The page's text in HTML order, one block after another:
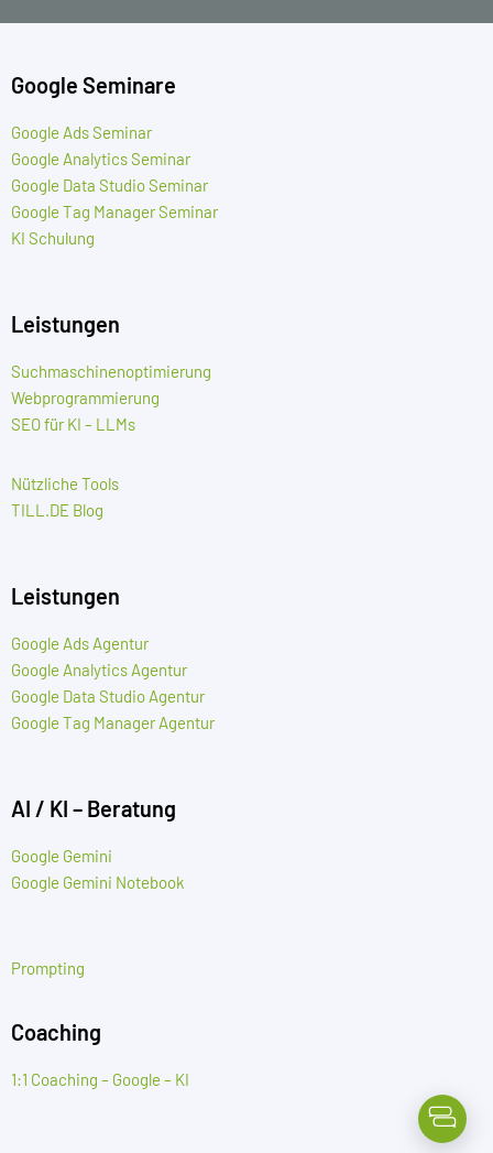
Google Seminare
Google Ads Seminar
Google Analytics Seminar
Google Data Studio Seminar
Google Tag Manager Seminar
KI Schulung
Leistungen
Suchmaschinenoptimierung
Webprogrammierung
SEO für KI – LLMs
Nützliche Tools
TILL.DE Blog
Leistungen
Google Ads Agentur
Google Analytics Agentur
Google Data Studio Agentur
Google Tag Manager Agentur
AI / KI – Beratung
Google Gemini
Google Gemini Notebook
Prompting
Coaching
1:1 Coaching – Google – KI